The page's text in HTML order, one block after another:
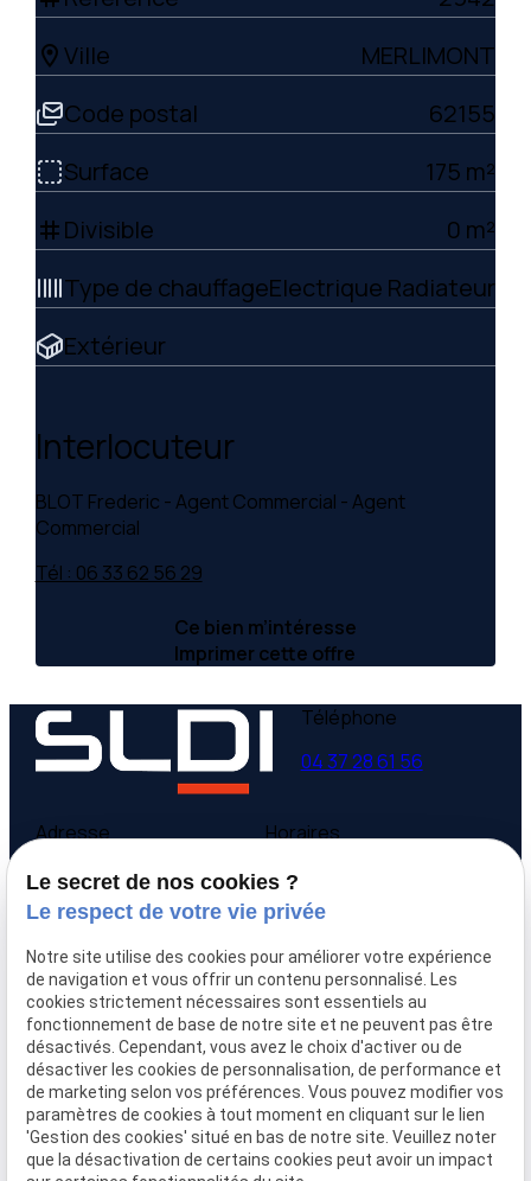
location_on Ville
MERLIMONT
Code postal
62155
Surface
175 m²
tag Divisible
0 m²
Type de chauffageElectrique Radiateur
Extérieur
Interlocuteur
BLOT Frederic - Agent Commercial - Agent
Commercial
Tél : 06 33 62 56 29
Ce bien m’intéresse
Imprimer cette offre
Téléphone
04 37 28 61 56
Adresse
9 avenue Victor Hugo
69160 Tassin la Demi-
Lune
Horaires
Lundi - Vendredi
09:00-12:00,
Accueil
Qui sommes-nous
Nos biens
Prix immobilier
Confier mon bien
Rejoignez-nous
Contact
Le secret de nos cookies ?
Le respect de votre vie privée
Notre site utilise des cookies pour améliorer votre expérience
de navigation et vous offrir un contenu personnalisé. Les
cookies strictement nécessaires sont essentiels au
fonctionnement de base de notre site et ne peuvent pas être
désactivés. Cependant, vous avez le choix d'activer ou de
désactiver les cookies de personnalisation, de performance et
de marketing selon vos préférences. Vous pouvez modifier vos
paramètres de cookies à tout moment en cliquant sur le lien
'Gestion des cookies' situé en bas de notre site. Veuillez noter
que la désactivation de certains cookies peut avoir un impact